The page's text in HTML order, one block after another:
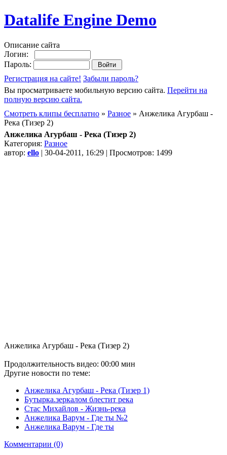
Datalife Engine Demo
Описание сайта
Логин:
Пароль:
Регистрация на сайте! Забыли пароль?
Вы просматриваете мобильную версию сайта. Перейти на
полную версию сайта.
Смотреть клипы бесплатно » Разное » Анжелика Агурбаш -
Река (Тизер 2)
Анжелика Агурбаш - Река (Тизер 2)
Категория: Разное
автор: ello | 30-04-2011, 16:29 | Просмотров: 1499
Анжелика Агурбаш - Река (Тизер 2)
Продолжительность видео: 00:00 мин
Другие новости по теме:
Анжелика Агурбаш - Река (Тизер 1)
Бутырка.зеркалом блестит река
Стас Михайлов - Жизнь-река
Анжелика Варум - Где ты №2
Анжелика Варум - Где ты
Комментарии (0)